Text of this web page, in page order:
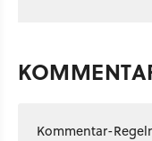
Kommentar-